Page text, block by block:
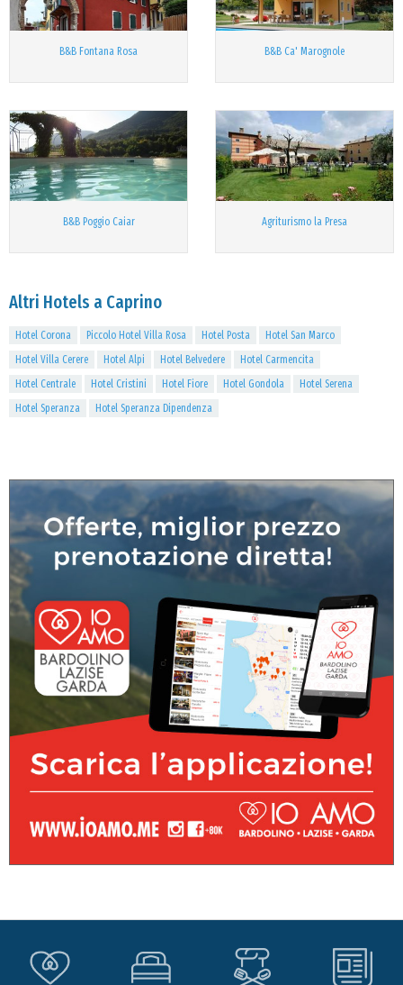
B&B Fontana Rosa B&B Ca' Marognole
B&B Poggio Caiar Agriturismo la Presa
Altri Hotels a Caprino
Hotel Corona Piccolo Hotel Villa Rosa Hotel Posta
Hotel San Marco
Hotel Villa Cerere
Hotel Alpi Hotel Belvedere
Hotel Carmencita
Hotel Centrale
Hotel Cristini Hotel Fiore Hotel Gondola
Hotel Serena
Hotel Speranza
Hotel Speranza Dipendenza